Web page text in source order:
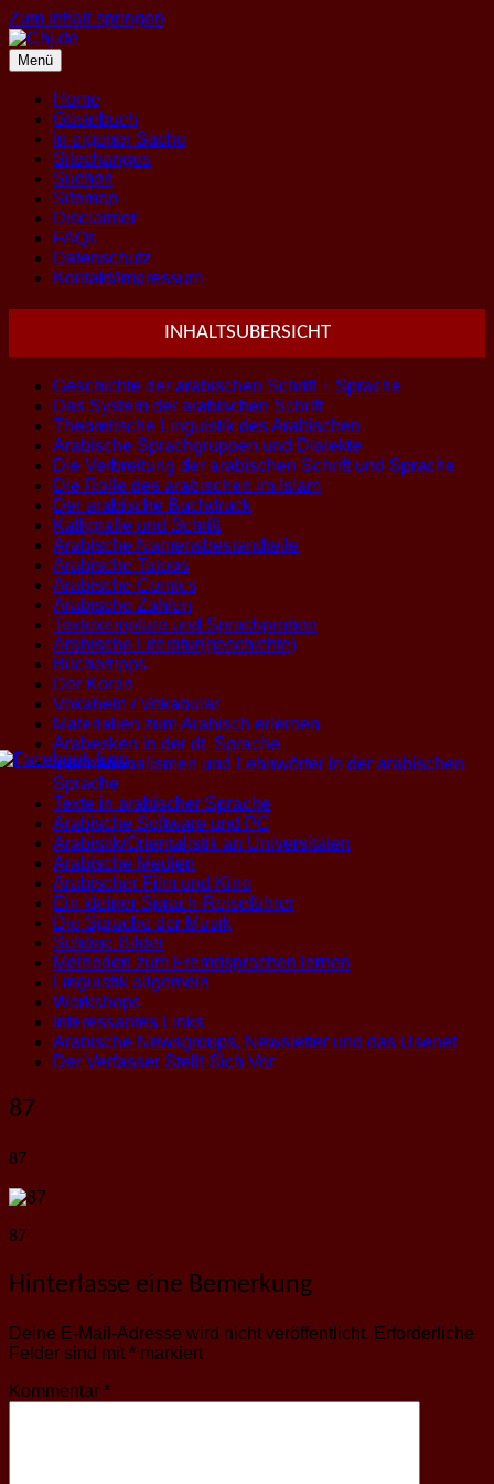
Zum Inhalt springen
Menü
Home
Gästebuch
In eigener Sache
Sitechanges
Suchen
Sitemap
Disclaimer
FAQs
Datenschutz
Kontakt/Impressum
INHALTSUBERSICHT
Geschichte der arabischen Schrift + Sprache
Das System der arabischen Schrift
Theoretische Linguistik des Arabischen
Arabische Sprachgruppen und Dialekte
Die Verbreitung der arabischen Schrift und Sprache
Die Rolle des arabischen im Islam
Der arabische Buchdruck
Kalligrafie und Schrift
Arabische Namensbestandteile
Arabische Tatoos
Arabische Comics
Arabische Zahlen
Textexemplare und Sprachproben
Arabische Literatur(geschichte)
Büchertipps
Der Koran
Vokabeln / Vokabular
Materialien zum Arabisch erlernen
Arabesken in der dt. Sprache
Internationalismen und Lehnwörter in der arabischen
Sprache
Texte in arabischer Sprache
Arabische Software und PC
Arabistik/Orientalistik an Universitäten
Arabische Medien
Arabischer Film und Kino
Ein kleiner Sprach-Reiseführer
Die Sprache der Musik
Schöne Bilder
Methoden zum Fremdsprachen lernen
Linguistik allgemein
Workshops
Interessantes Links
Arabische Newsgroups, Newsletter und das Usenet
Der Verfasser Stellt Sich Vor
87
87
87
Hinterlasse eine Bemerkung
Deine E-Mail-Adresse wird nicht veröffentlicht. Erforderliche
Felder sind mit * markiert
Kommentar *